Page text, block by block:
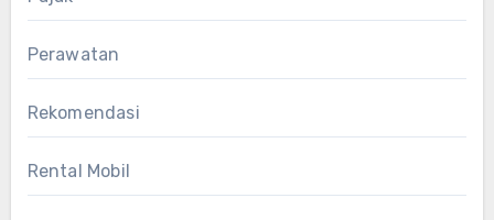
Perawatan
Rekomendasi
Rental Mobil